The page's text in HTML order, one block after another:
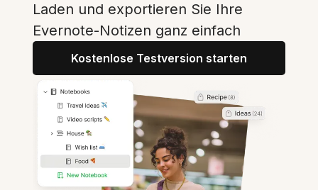
Laden und exportieren Sie Ihre
Evernote-Notizen ganz einfach
Kostenlose Testversion starten